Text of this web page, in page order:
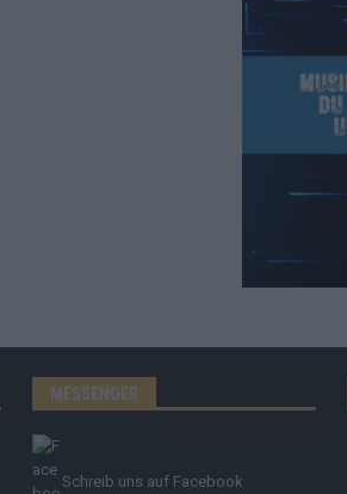
MESSENGER
Schreib uns auf Facebook